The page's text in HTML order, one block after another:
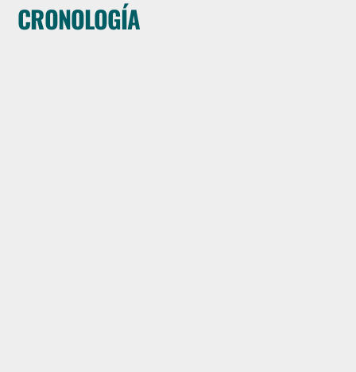
CRONOLOGÍA